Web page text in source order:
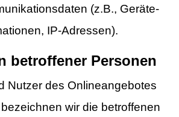
(z.B., Geräte-
IP-Adressen).
betroffener Personen
Nutzer des Onlineangebotes
wir die betroffenen